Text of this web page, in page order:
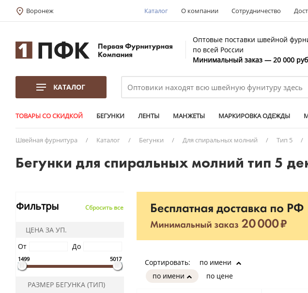
Воронеж Каталог О компании Сотрудничество
Оптовые поставки швейной
по всей России
Минимальный заказ — 20 000
КАТАЛОГ
ТОВАРЫ СО СКИДКОЙ БЕГУНКИ ЛЕНТЫ МАНЖЕТЫ МАРКИРОВКА ОДЕЖДЫ
Швейная фурнитура / Каталог / Бегунки / Для спиральных молний / Тип 5 /
Бегунки для спиральных молний тип 5
Фильтры Сбросить все
ЦЕНА ЗА УП.
От
До
1499 5017
РАЗМЕР БЕГУНКА (ТИП)
Сортировать:
по имени
по цене
по имени